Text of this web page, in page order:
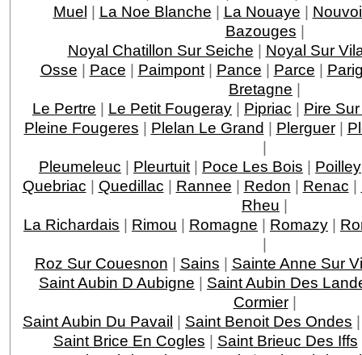
Muel | La Noe Blanche | La Nouaye |
Bazouges |
Noyal Chatillon Sur Seiche | Noyal Sur
Osse | Pace | Paimpont| Pance | Parce |
Bretagne |
Le Pertre | Le Petit Fougeray | Pipriac | Pire
Pleine Fougeres | Plelan Le Grand | Plerguer|
|
Pleumeleuc | Pleurtuit | Poce Les Bois | Poilley
Quebriac | Quedillac | Rannee | Redon | Renac |
Rheu |
La Richardais | Rimou | Romagne | Romazy |
|
Roz Sur Couesnon | Sains | Sainte Anne Sur
Saint Aubin D Aubigne | Saint Aubin Des
Cormier|
Saint Aubin Du Pavail | Saint Benoit Des Ondes
Saint Brice En Cogles | Saint Brieuc Des Iffs